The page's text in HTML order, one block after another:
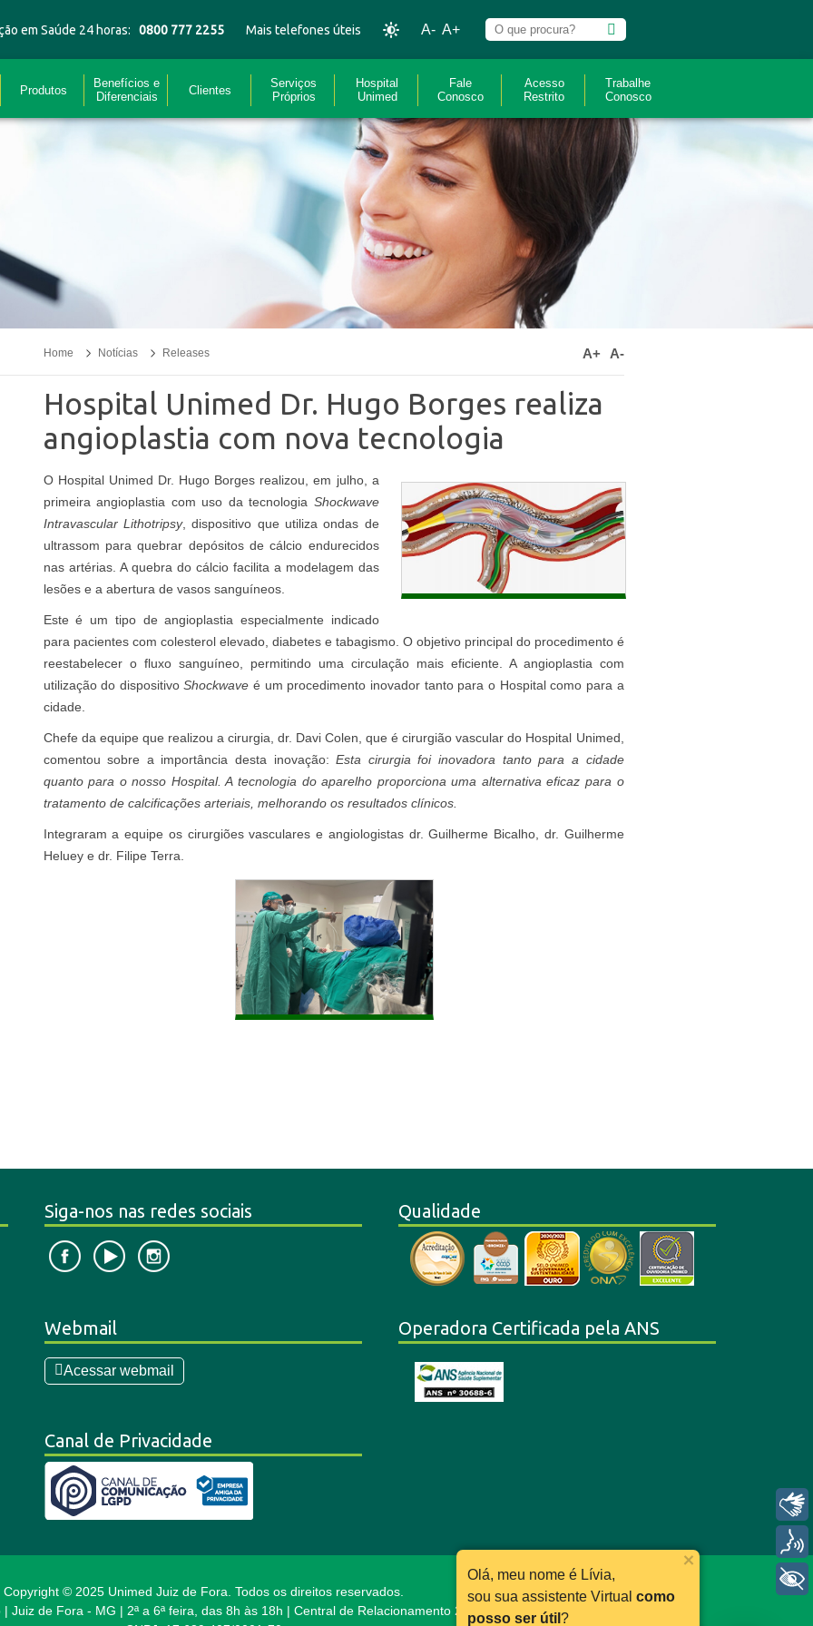
em Saúde 24 horas: 0800 777 2255 Mais telefones úteis A- A+
Produtos
Benefícios e
Diferenciais
Clientes
Serviços
Próprios
Hospital
Unimed
Fale
Conosco
Acesso
Restrito
Trabalhe
Conosco
Home Notícias Releases A+ A-
Hospital Unimed Dr. Hugo Borges realiza
angioplastia com nova tecnologia
O Hospital Unimed Dr. Hugo Borges realizou, em julho, a
primeira angioplastia com uso da tecnologia Shockwave
Intravascular Lithotripsy, dispositivo que utiliza ondas de
ultrassom para quebrar depósitos de cálcio endurecidos
nas artérias. A quebra do cálcio facilita a modelagem das
lesões e a abertura de vasos sanguíneos.
Este é um tipo de angioplastia especialmente indicado
para pacientes com colesterol elevado, diabetes e tabagismo. O objetivo principal do procedimento é
reestabelecer o fluxo sanguíneo, permitindo uma circulação mais eficiente. A angioplastia com
utilização do dispositivoShockwave é um procedimento inovador tanto para o Hospital como para a
cidade.
Chefe da equipe que realizou a cirurgia, dr. Davi Colen, que é cirurgião vascular do Hospital Unimed,
comentou sobre a importância desta inovação:Esta cirurgia foi inovadora tanto para a cidade
quanto para o nosso Hospital. A tecnologia do aparelho proporciona uma alternativa eficaz para o
tratamento de calcificações arteriais, melhorando os resultados clínicos.
Integraram a equipe os cirurgiões vasculares e angiologistas dr. Guilherme Bicalho, dr. Guilherme
Heluey e dr. Filipe Terra.
Siga-nos nas redes sociais
Webmail
Acessar webmail
Canal de Privacidade
Qualidade
Operadora Certificada pela ANS
Copyright © 2025 Unimed Juiz de Fora. Todos os direitos reservados.
Juiz de Fora - MG | 2ª a 6ª feira, das 8h às 18h | Central de Relacionamento 24h:
0800 030 11 66
Olá, meu nome é Lívia,
sou sua assistente Virtual como
posso ser útil ?